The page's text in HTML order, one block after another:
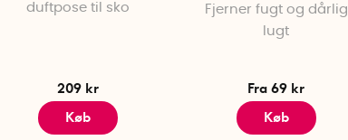
duftpose til sko
209 kr
Køb
Fjerner fugt og dårlig
lugt
Fra 69 kr
Køb